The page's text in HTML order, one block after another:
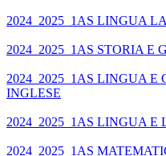
2024_2025_1AS LINGUA
2024_2025_1AS STORIA E
2024_2025_1AS LINGUA
INGLESE
2024_2025_1AS LINGUA
2024_2025_1AS